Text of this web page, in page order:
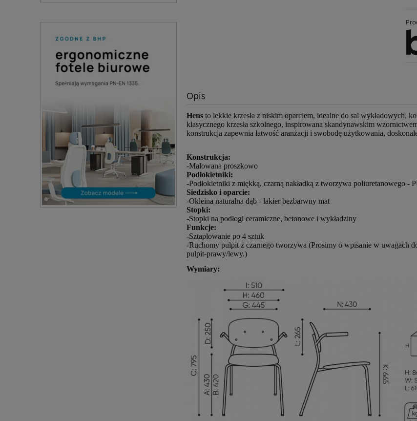
Opis
Hens to lekkie krzesła z niskim oparciem, idealne do sal wykładowych,
klasycznego krzesła szkolnego, inspirowana skandynawskim
konstrukcja zapewnia łatwość aranżacji i swobodę użytkowania,
Konstrukcja:
-Malowana proszkowo
Podłokietniki:
-Podłokietniki z miękką, czarną nakładką z tworzywa poliuretanowego -
Siedzisko i oparcie:
-Okleina naturalna dąb - lakier bezbarwny mat
Stopki:
-Stopki na podłogi ceramiczne, betonowe i wykładziny
Funkcje:
-Sztaplowanie po 4 sztuk
-Ruchomy pulpit z czarnego tworzywa (Prosimy o wpisanie w uwagach
pulpit-prawy/lewy.)
Wymiary: